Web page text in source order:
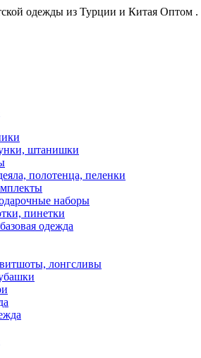
одежды из Турции и Китая Оптом .
штанишки
полотенца, пеленки
наборы
пинетки
одежда
лонгсливы